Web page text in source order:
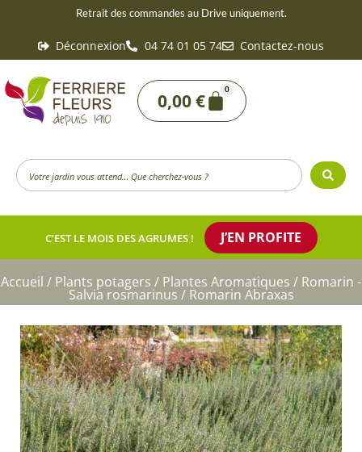
contenu
Retrait des commandes au Drive uniquement.
Déconnexion 04 74 01 05 74 Contactez-nous
0,00€
0
Panier
Search
...
C’EST LE MOIS DES AGRUMES ! J’EN PROFITE
Accueil / Plants potagers / Plantes Aromatiques / Romarin -
Salvia rosmarinus / Romarin Abraxas